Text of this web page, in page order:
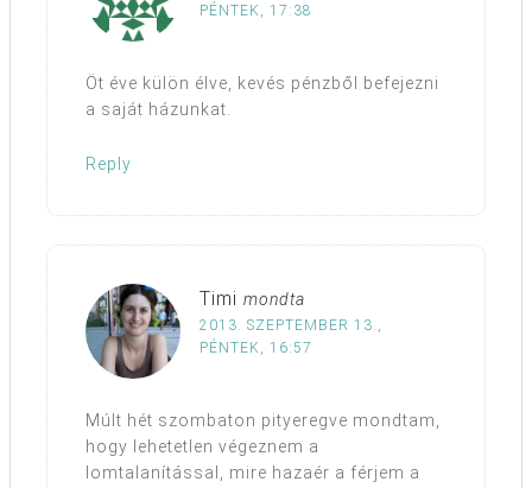
PÉNTEK, 17:38
Öt éve külön élve, kevés pénzből befejezni
a saját házunkat.
Reply
Timi mondta
2013. SZEPTEMBER 13.,
PÉNTEK, 16:57
Múlt hét szombaton pityeregve mondtam,
hogy lehetetlen végeznem a
lomtalanítással, mire hazaér a férjem a